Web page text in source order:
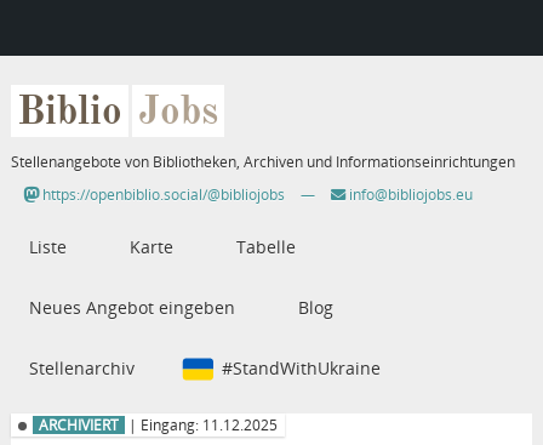
Biblio Jobs
Stellenangebote von Bibliotheken, Archiven und Informationseinrichtungen
https://openbiblio.social/@bibliojobs
— info@bibliojobs.eu
Liste Karte Tabelle
Neues Angebot eingeben Blog
Stellenarchiv #StandWithUkraine
ARCHIVIERT | Eingang: 11.12.2025